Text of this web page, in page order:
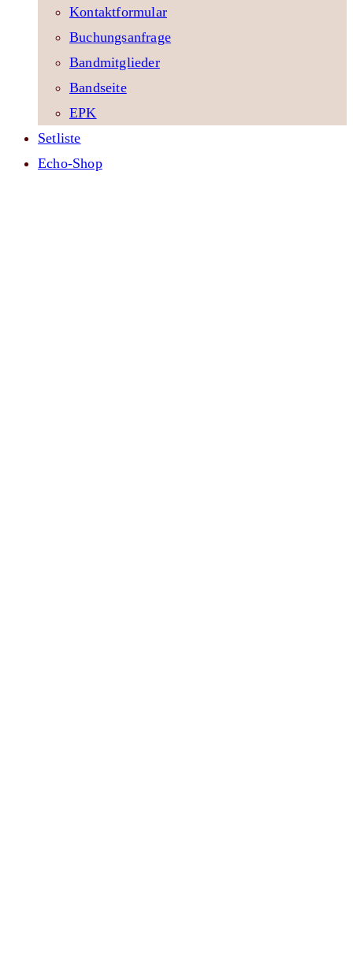
Kontaktformular
Buchungsanfrage
Bandmitglieder
Bandseite
EPK
Setliste
Echo-Shop